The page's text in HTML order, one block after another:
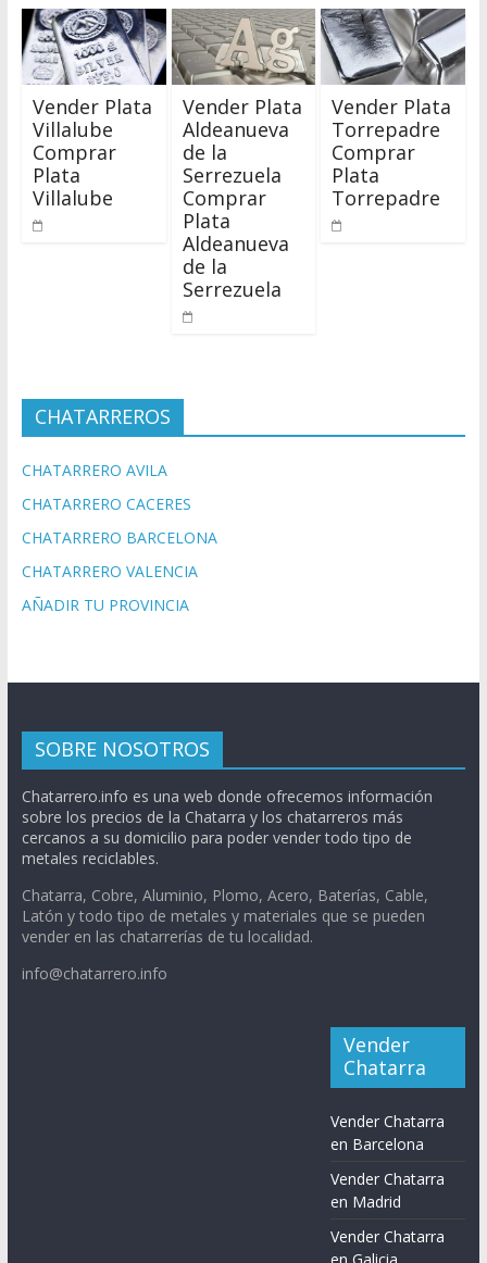
Vender Plata
Villalube
Comprar
Plata
Villalube
Vender Plata
Aldeanueva
de la
Serrezuela
Comprar
Plata
Aldeanueva
de la
Serrezuela
Vender Plata
Torrepadre
Comprar
Plata
Torrepadre
CHATARREROS
CHATARRERO AVILA
CHATARRERO CACERES
CHATARRERO BARCELONA
CHATARRERO VALENCIA
AÑADIR TU PROVINCIA
SOBRE NOSOTROS
Chatarrero.info es una web donde ofrecemos información
sobre los precios de la Chatarra y los chatarreros más
cercanos a su domicilio para poder vender todo tipo de
metales reciclables.
Chatarra, Cobre, Aluminio, Plomo, Acero, Baterías, Cable,
Latón y todo tipo de metales y materiales que se pueden
vender en las chatarrerías de tu localidad.
info@chatarrero.info
Vender
Chatarra
Vender Chatarra
en Barcelona
Vender Chatarra
en Madrid
Vender Chatarra
en Galicia